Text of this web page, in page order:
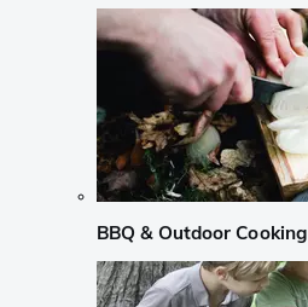
BBQ & Outdoor Cooking